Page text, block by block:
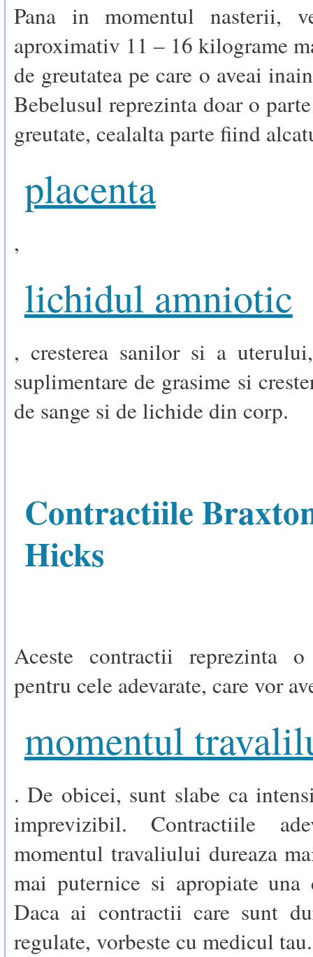
Pana in momentul nasterii,
aproximativ 11 – 16 kilograme
de greutatea pe care o aveai
Bebelusul reprezinta doar o
greutate, cealalta parte fiind
placenta
,
lichidul amniotic
, cresterea sanilor si a
suplimentare de grasime si
de sange si de lichide din corp.
Contractiile
Hicks
Aceste contractii reprezinta
pentru cele adevarate, care vor
momentul
. De obicei, sunt slabe ca
imprevizibil. Contractiile
momentul travaliului dureaza
mai puternice si apropiate una
Daca ai contractii care sunt
regulate, vorbeste cu medicul tau.